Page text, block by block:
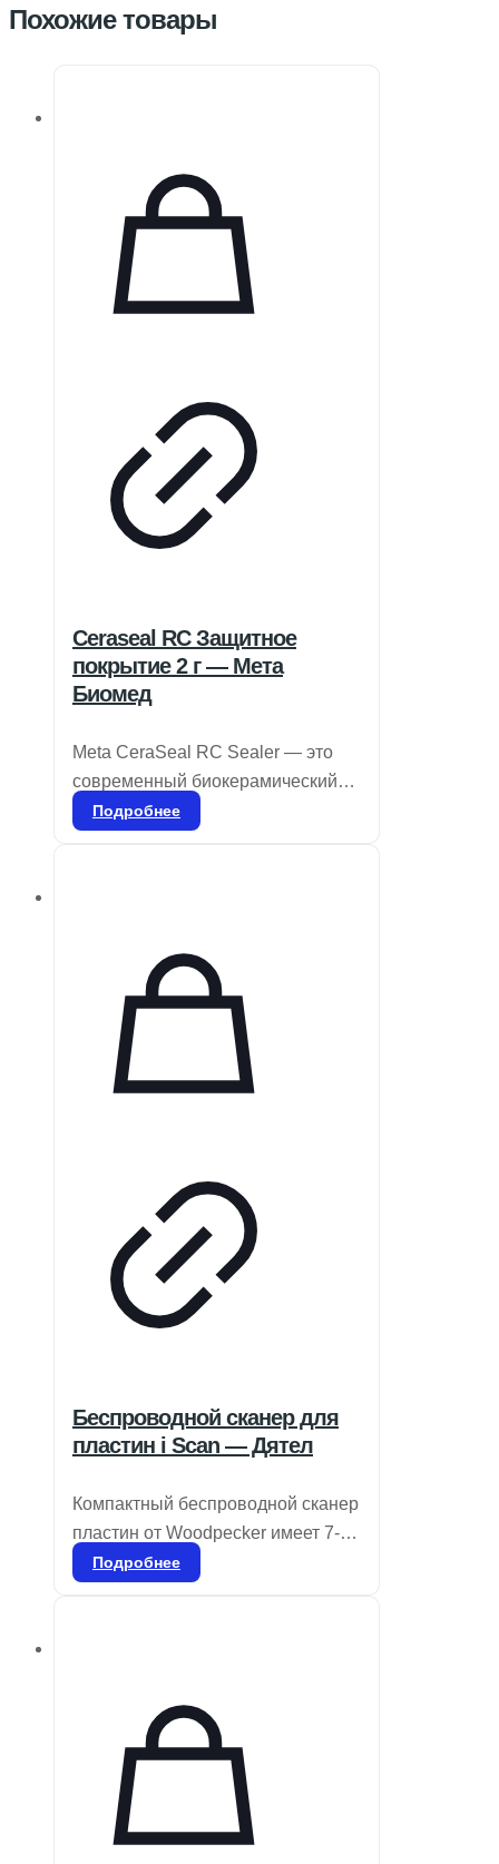
Похожие товары
Ceraseal RC Защитное
покрытие 2 г — Мета
Биомед
Meta CeraSeal RC Sealer — это
современный биокерамический
герметик, обладающий
бактерий в дентинные канальцы
благодаря кристаллизации
гидроксида кальция. CeraSeal
гарантирует идеальную плотность
в корневом канале и отличается
высокой стабильностью, не
Подробнее
Беспроводной сканер для
пластин i Scan — Дятел
Компактный беспроводной сканер
пластин от Woodpecker имеет 7-
дюймовый сенсорный экран с
обеспечивает четкость и
плавность изображений для
точной диагностики. Ультратонкие
пластины толщиной 0,4 мм,
которые можно использовать
более 1000 раз, отличаются
Подробнее